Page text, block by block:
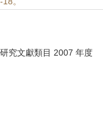
究文獻類目 2007 年度